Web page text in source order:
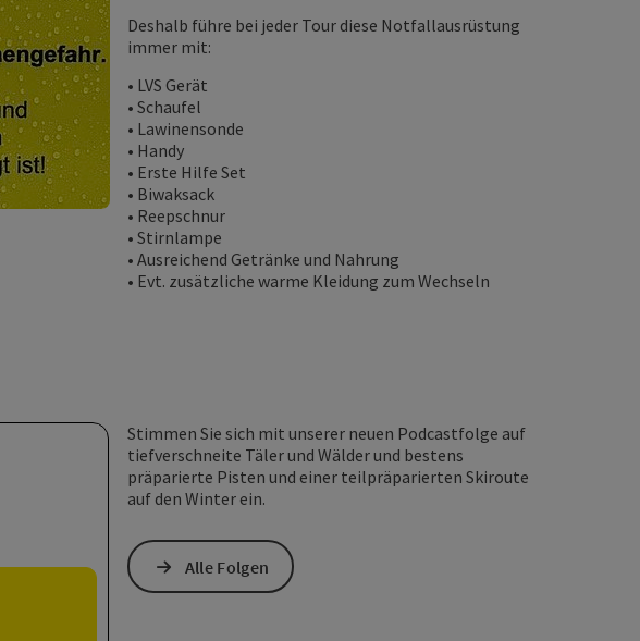
Deshalb führe bei jeder Tour diese Notfallausrüstung
immer mit:
• LVS Gerät
• Schaufel
• Lawinensonde
• Handy
• Erste Hilfe Set
• Biwaksack
• Reepschnur
• Stirnlampe
• Ausreichend Getränke und Nahrung
• Evt. zusätzliche warme Kleidung zum Wechseln
Stimmen Sie sich mit unserer neuen Podcastfolge auf
tiefverschneite Täler und Wälder und bestens
präparierte Pisten und einer teilpräparierten Skiroute
auf den Winter ein.
Alle Folgen